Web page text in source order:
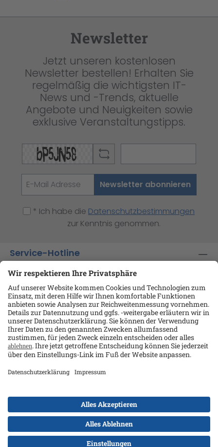
Newsletter
Jetzt unseren kostenlosen
Newsletter bestellen! Erhalten Sie
regelmäßig die wichtigsten IT-
News und -Trends, aktuelle
Angebote und Neuigkeiten sowie
exklusive Veranstaltungstipps.
Newsletter abonnieren
* Ich habe die Datenschutzbestimmungen
zur Kenntnis genommen.
Service-Hotline
Shop-Service
Informationen
Ansprechpartner
Kontakt
Alle Preise exkl. gesetzl. Mehrwertsteuer zzgl.
Versandkostenund ggf. Nachnahmegebühren, wenn
nicht anders angegeben.